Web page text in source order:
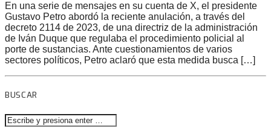
En una serie de mensajes en su cuenta de X, el presidente
Gustavo Petro abordó la reciente anulación, a través del
decreto 2114 de 2023, de una directriz de la administración
de Iván Duque que regulaba el procedimiento policial al
porte de sustancias. Ante cuestionamientos de varios
sectores políticos, Petro aclaró que esta medida busca […]
BUSCAR